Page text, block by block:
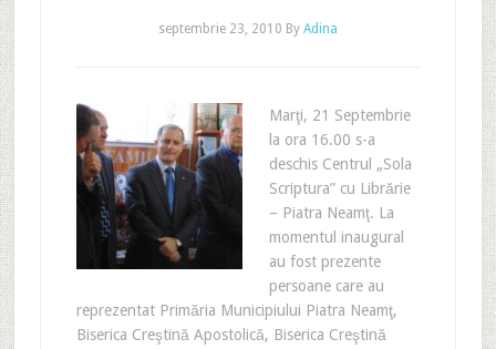
septembrie 23, 2010 By Adina
Marţi, 21 Septembrie
la ora 16.00 s-a
deschis Centrul „Sola
Scriptura” cu Librărie
– Piatra Neamţ. La
momentul inaugural
au fost prezente
persoane care au
reprezentat Primăria Municipiului Piatra Neamţ,
Biserica Creştină Apostolică, Biserica Creştină